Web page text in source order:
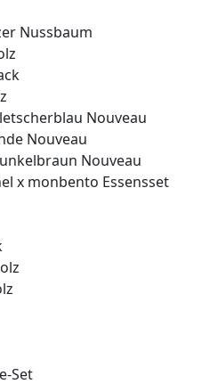
Nussbaum
Nouveau
Nouveau
Nouveau
x monbento Essensset
Set